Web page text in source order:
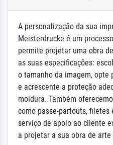
A personalização da sua
Meisterdrucke é um
permite projetar uma obra
as suas especificações:
o tamanho da imagem, opte
e acrescente a proteção
moldura. Também
como passe-partouts, filetes
serviço de apoio ao cliente
a projetar a sua obra de